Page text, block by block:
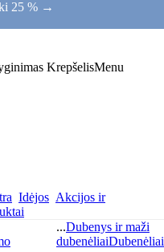
25 % →
KrepšelisMenu
Idėjos Akcijos ir
...Dubenys ir maži
dubenėliaiDubenėliai